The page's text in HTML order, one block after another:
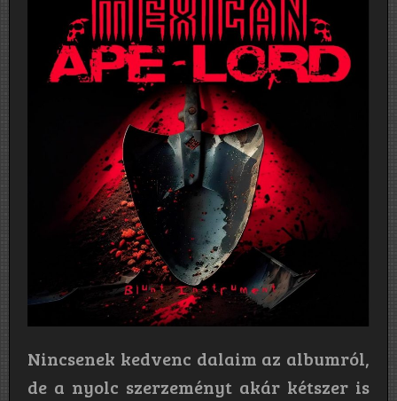
Nincsenek kedvenc dalaim az albumról,
de a nyolc szerzeményt akár kétszer is